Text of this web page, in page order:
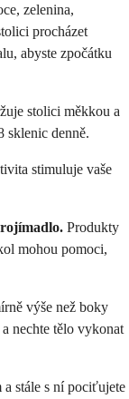
zelenina,
procházet
abyste zpočátku
stolici měkkou a
sklenic denně.
stimuluje vaše
Produkty
mohou pomoci,
výše než boky
nechte tělo vykonat
a stále s ní pociťujete